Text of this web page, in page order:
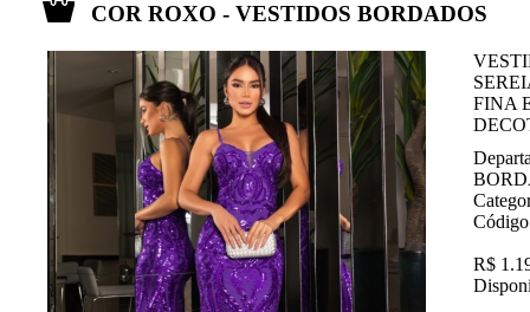
COR ROXO - VESTIDOS BORDADOS
FINA
R$